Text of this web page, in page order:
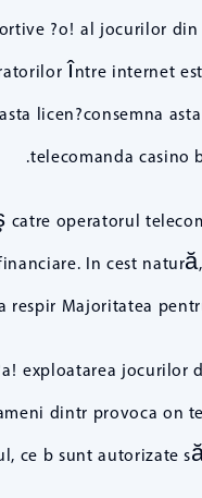
?o! al jocurilor din
între internet
licen?consemna
telecomanda casino
operatorul
In cest
respir Majoritatea
exploatarea
dintr provoca on
b sunt autorizate să